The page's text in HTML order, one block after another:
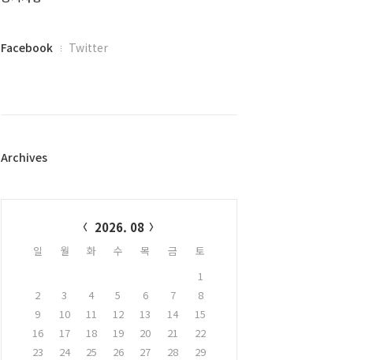
페
플
Facebook Twitter
Archives
2026. 08
일 월 화 수 목 금
토
1
2
3 4 5 6 7
8
9
10 11 12 13 14
15
16
17 18 19 20 21
22
23
24 25 26 27 28
29